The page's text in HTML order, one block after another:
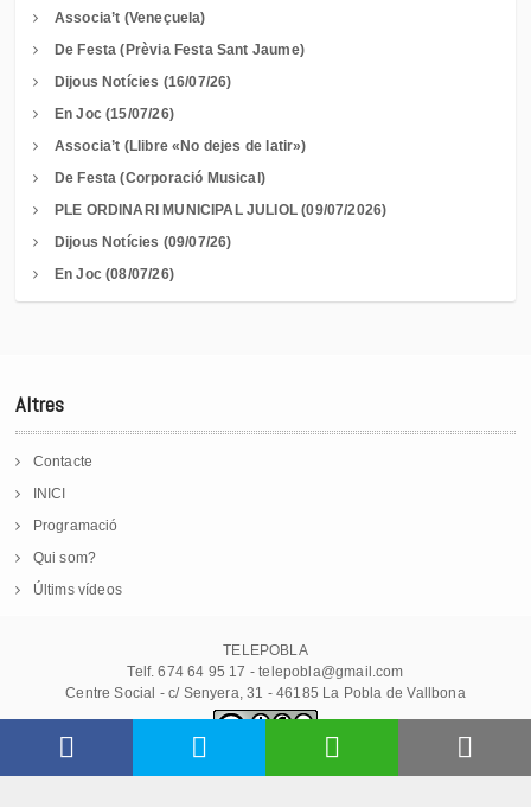
Associa’t (Veneçuela)
De Festa (Prèvia Festa Sant Jaume)
Dijous Notícies (16/07/26)
En Joc (15/07/26)
Associa’t (Llibre «No dejes de latir»)
De Festa (Corporació Musical)
PLE ORDINARI MUNICIPAL JULIOL (09/07/2026)
Dijous Notícies (09/07/26)
En Joc (08/07/26)
Altres
Contacte
INICI
Programació
Qui som?
Últims vídeos
TELEPOBLA
Telf. 674 64 95 17 - telepobla@gmail.com
Centre Social - c/ Senyera, 31 - 46185 La Pobla de Vallbona